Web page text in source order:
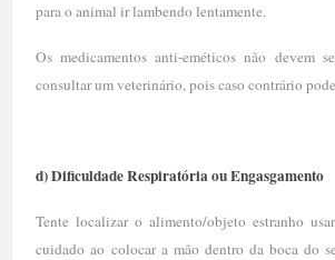
para o animal ir lambendo lentamente.
Os medicamentos anti-eméticos não devem
consultar um veterinário, pois caso contrário
d) Dificuldade Respiratória ou Engasgamento
Tente localizar o alimento/objeto estranho
cuidado ao colocar a mão dentro da boca do